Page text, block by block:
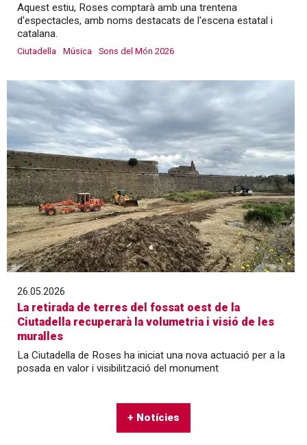
Aquest estiu, Roses comptarà amb una trentena
d'espectacles, amb noms destacats de l'escena estatal i
catalana.
Ciutadella Música Sons del Món 2026
26.05.2026
La retirada de terres del fossat oest de la
Ciutadella recuperarà la volumetria i visió de les
muralles
La Ciutadella de Roses ha iniciat una nova actuació per a la
posada en valor i visibilització del monument
+ Notícies